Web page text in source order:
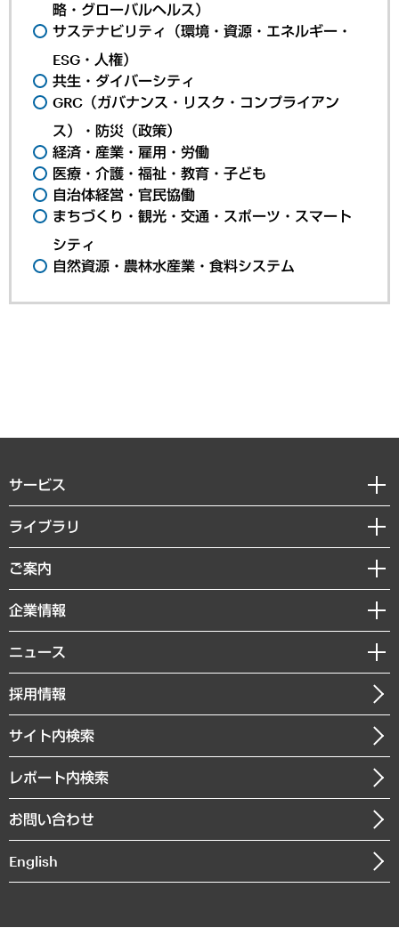
略・グローバルヘルス）
サステナビリティ（環境・資源・エネルギー・
ESG・人権）
共生・ダイバーシティ
GRC（ガバナンス・リスク・コンプライアン
ス）・防災（政策）
経済・産業・雇用・労働
医療・介護・福祉・教育・子ども
自治体経営・官民協働
まちづくり・観光・交通・スポーツ・スマート
シティ
自然資源・農林水産業・食料システム
サービス
経営戦略
組織・人事戦略
デジタルイノベーション
共生・ダイバーシティ
GRC（ガバナンス・リスク・コンプライアンス）・防災（政策）
経済・産業・雇用・労働
まちづくり・観光・交通・スポーツ・スマートシティ
自然資源・農林水産業・食料システム
ライブラリ
経済調査
レポート
コラム
経営用語集
受託・受注実績（官公庁関連）
メディア掲載・出演
ご案内
セミナー・イベント情報
MUFGビジネスセミナー
受託案件情報
企業情報
私たちの想い
社長メッセージ
会社概要
沿革
組織図・本部部室紹介
インドネシア現地法人
個人情報保護方針
ニュース
ニュースリリース
お知らせ
採用情報
サイト内検索
レポート内検索
お問い合わせ
English